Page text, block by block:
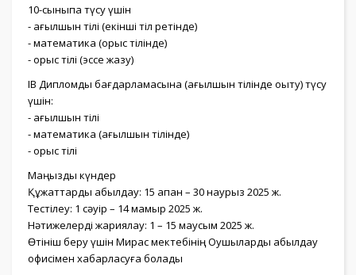
10-сыныпқа түсу үшін
- ағылшын тілі (екінші тіл ретінде)
- математика (орыс тілінде)
- орыс тілі (эссе жазу)
IB Дипломдық бағдарламасына (ағылшын тілінде оқыту) түсу
үшін:
- ағылшын тілі
- математика (ағылшын тілінде)
- орыс тілі
Маңызды күндер
Құжаттарды қабылдау: 15 ақпан – 30 наурыз 2025 ж.
Тестілеу: 1 сәуір – 14 мамыр 2025 ж.
Нәтижелерді жариялау: 1 – 15 маусым 2025 ж.
Өтініш беру үшін Мирас мектебінің Оқушыларды қабылдау
офисімен хабарласуға болады